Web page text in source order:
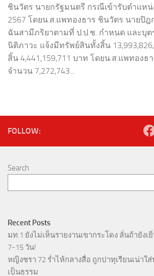
ชินวัตร นายกรัฐมนตรี กรณีเข้ารับตำแหน่
2567 โดยน.ส.แพทองธาร ชินวัตร นายปิ
ฉันสามีภริยาตามที่ ป.ป.ช. กำหนด และบุต
นิติภาวะ แจ้งมีทรัพย์สินทั้งสิ้น
สิ้น 4,441,159,711 บาท โดยน.ส.แพทองธ
จำนวน 7,272,743...
FOLLOW:
Search
Recent Posts
มท.1 ยังไม่เห็นรายงานเขากระโดง ลั่นถ้ายังเ
7-15 วัน!
หญิงชรา 72 ร่ำไห้กลางสื่อ ถูกปาทุเรียนเน่าใ
เป็นธรรม